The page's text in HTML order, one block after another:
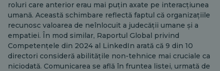
roluri care anterior erau mai puțin axate pe interacțiunea
umană. Această schimbare reflectă faptul că organizațiile
recunosc valoarea de neînlocuit a judecății umane și a
empatiei. În mod similar, Raportul Global privind
Competențele din 2024 al LinkedIn arată că 9 din 10
directori consideră abilitățile non-tehnice mai cruciale ca
niciodată. Comunicarea se află în fruntea listei, urmată de